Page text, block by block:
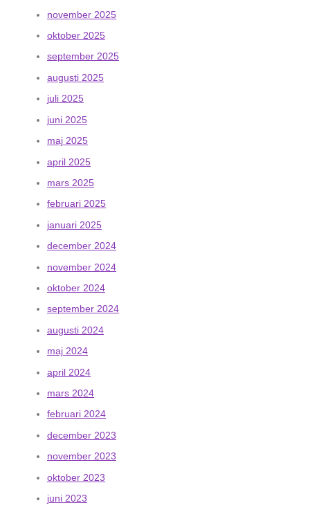
november 2025
oktober 2025
september 2025
augusti 2025
juli 2025
juni 2025
maj 2025
april 2025
mars 2025
februari 2025
januari 2025
december 2024
november 2024
oktober 2024
september 2024
augusti 2024
maj 2024
april 2024
mars 2024
februari 2024
december 2023
november 2023
oktober 2023
juni 2023